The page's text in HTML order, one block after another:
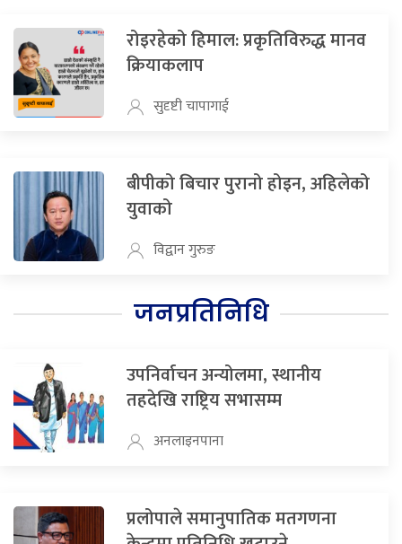
रोइरहेको हिमाल: प्रकृतिविरुद्ध मानव
क्रियाकलाप
सुदृष्टी चापागाई
बीपीको बिचार पुरानो होइन, अहिलेको
युवाको
विद्वान गुरुङ
जनप्रतिनिधि
उपनिर्वाचन अन्योलमा, स्थानीय
तहदेखि राष्ट्रिय सभासम्म
अनलाइनपाना
प्रलोपाले समानुपातिक मतगणना